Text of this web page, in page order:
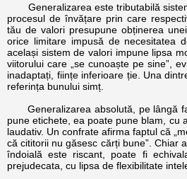
Generalizarea este tributabilă
procesul de învățare prin care
tău de valori presupune obținerea
orice limitare impusă de necesitatea
același sistem de valori impune lipsa
viitorului care „se cunoaște pe sine”,
inadaptați, ființe inferioare ție. Una
referința bunului simț.
Generalizarea absolută, pe lângă
pune etichete, ea poate pune blam, cu
laudativ. Un confrate afirma faptul că
că cititorii nu găsesc cărți bune”. Chiar
îndoială este riscant, poate fi
prejudecata, cu lipsa de flexibilitate